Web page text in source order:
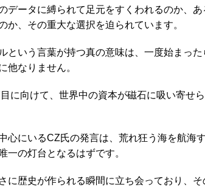
データに縛られて足元をすくわれるのか、
か、その重大な選択を迫られています。
という言葉が持つ真の意味は、一度始まっ
他なりません。
に向けて、世界中の資本が磁石に吸い寄せ
心にいるCZ氏の発言は、荒れ狂う海を航海
一の灯台となるはずです。
に歴史が作られる瞬間に立ち会っており、